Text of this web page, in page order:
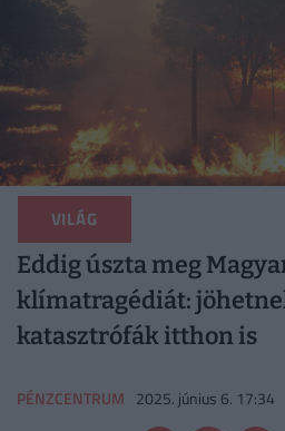
VILÁG
Eddig úszta meg
klímatragédiát:
katasztrófák itthon is
PÉNZCENTRUM 2025. június 6. 17:34